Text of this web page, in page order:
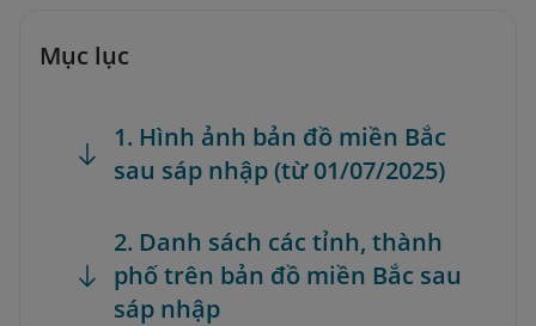
Mục lục
1. Hình ảnh bản đồ miền Bắc
sau sáp nhập (từ 01/07/2025)
2. Danh sách các tỉnh, thành
phố trên bản đồ miền Bắc sau
sáp nhập